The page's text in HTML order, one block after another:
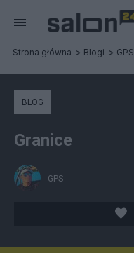
Strona główna Blogi GPS
BLOG
Granice
GPS